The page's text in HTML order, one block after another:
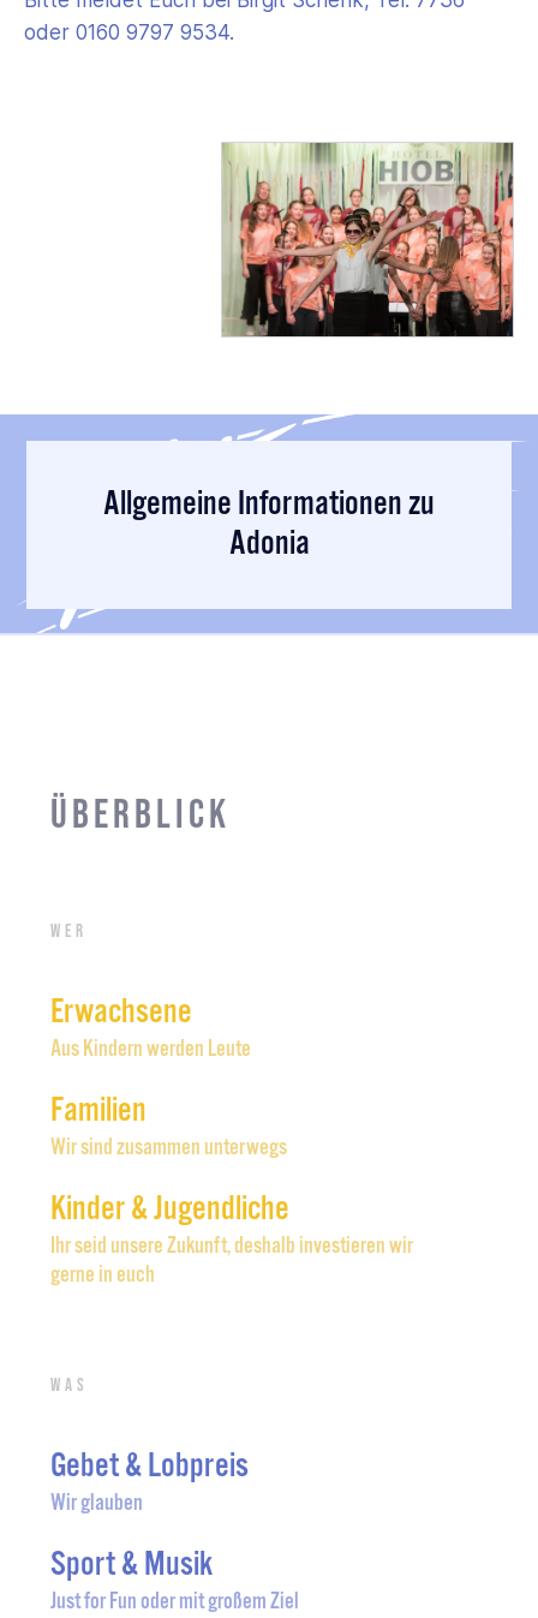
oder 0160 9797 9534.
Allgemeine Informationen zu
Adonia
Überblick
Wer
Erwachsene
Aus Kindern werden Leute
Familien
Wir sind zusammen unterwegs
Kinder & Jugendliche
Ihr seid unsere Zukunft, deshalb investieren wir
gerne in euch
Was
Gebet & Lobpreis
Wir glauben
Sport & Musik
Just for Fun oder mit großem Ziel